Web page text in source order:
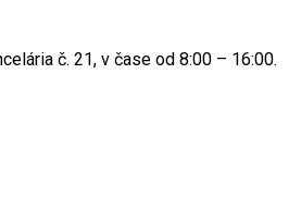
č. 21, v čase od 8:00 – 16:00.